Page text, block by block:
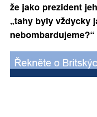
že jako prezident
„tahy byly vždycky
nebombardujeme?“